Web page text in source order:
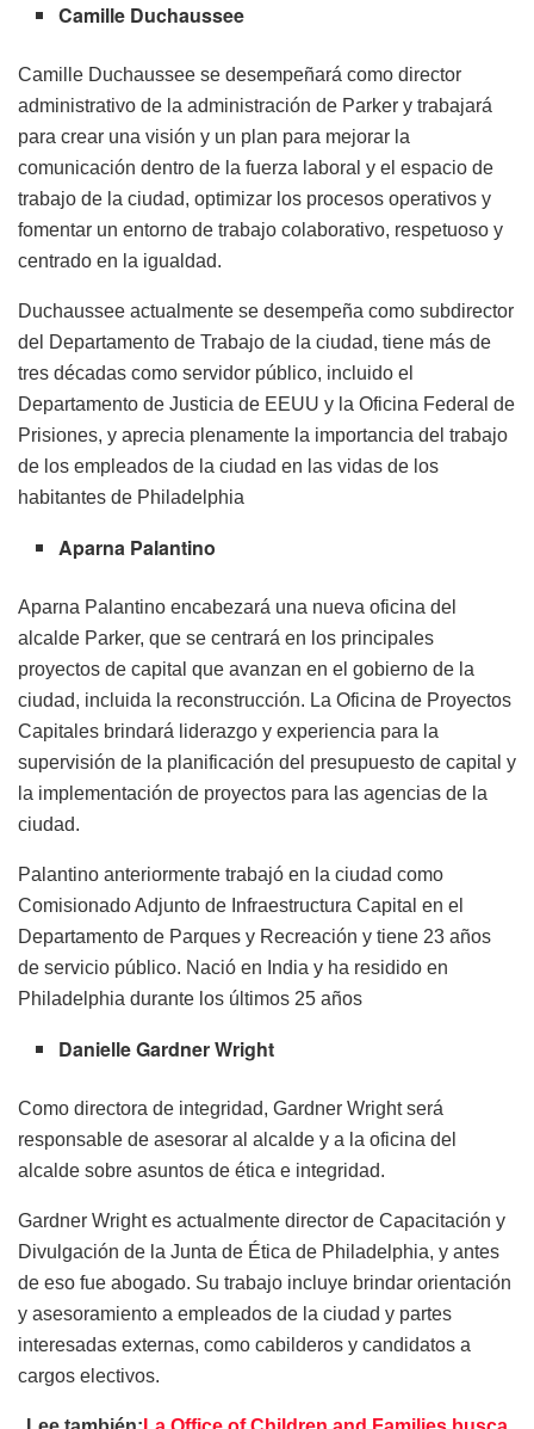
Camille Duchaussee
Camille Duchaussee se desempeñará como director
administrativo de la administración de Parker y trabajará
para crear una visión y un plan para mejorar la
comunicación dentro de la fuerza laboral y el espacio de
trabajo de la ciudad, optimizar los procesos operativos y
fomentar un entorno de trabajo colaborativo, respetuoso y
centrado en la igualdad.
Duchaussee actualmente se desempeña como subdirector
del Departamento de Trabajo de la ciudad, tiene más de
tres décadas como servidor público, incluido el
Departamento de Justicia de EEUU y la Oficina Federal de
Prisiones, y aprecia plenamente la importancia del trabajo
de los empleados de la ciudad en las vidas de los
habitantes de Philadelphia
Aparna Palantino
Aparna Palantino encabezará una nueva oficina del
alcalde Parker, que se centrará en los principales
proyectos de capital que avanzan en el gobierno de la
ciudad, incluida la reconstrucción. La Oficina de Proyectos
Capitales brindará liderazgo y experiencia para la
supervisión de la planificación del presupuesto de capital y
la implementación de proyectos para las agencias de la
ciudad.
Palantino anteriormente trabajó en la ciudad como
Comisionado Adjunto de Infraestructura Capital en el
Departamento de Parques y Recreación y tiene 23 años
de servicio público. Nació en India y ha residido en
Philadelphia durante los últimos 25 años
Danielle Gardner Wright
Como directora de integridad, Gardner Wright será
responsable de asesorar al alcalde y a la oficina del
alcalde sobre asuntos de ética e integridad.
Gardner Wright es actualmente director de Capacitación y
Divulgación de la Junta de Ética de Philadelphia, y antes
de eso fue abogado. Su trabajo incluye brindar orientación
y asesoramiento a empleados de la ciudad y partes
interesadas externas, como cabilderos y candidatos a
cargos electivos.